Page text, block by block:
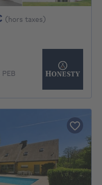
De 289900€ À
(hors taxes)